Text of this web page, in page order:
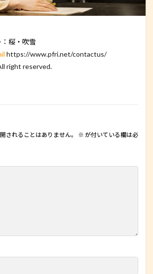
桜・吹雪
https://www.pfri.net/contactus/
right reserved.
されることはありません。 ※ が付いている欄は必